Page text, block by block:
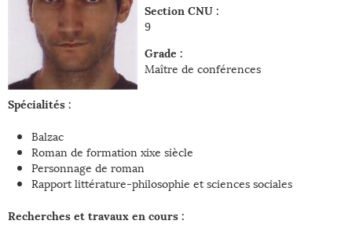
Section CNU :
9
Grade :
Maître de conférences
Spécialités :
Balzac
Roman de formation xixe siècle
Personnage de roman
Rapport littérature-philosophie et sciences sociales
Recherches et travaux en cours :